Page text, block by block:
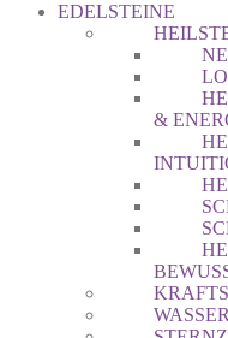
EDELSTEINE
&